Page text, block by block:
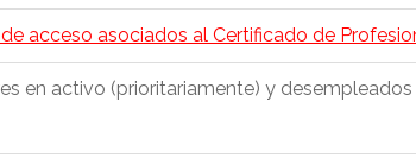
acceso asociados al Certificado de
en activo (prioritariamente) y